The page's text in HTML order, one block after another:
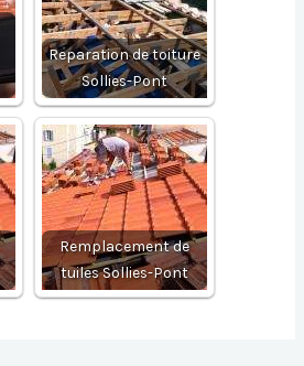
Reparation de toiture
Sollies-Pont
Remplacement de
tuiles Sollies-Pont